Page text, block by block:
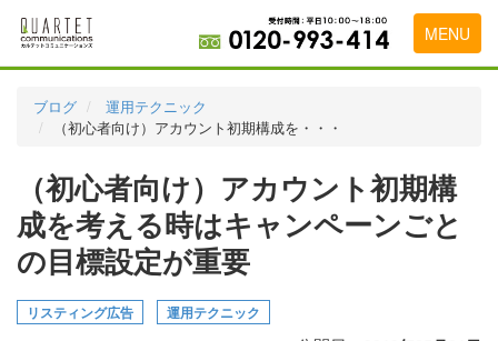
MENU
料金表
実績・お客様の声
初めて導入をお考えの方
代理店の乗り換えをお考えの方
広告代理店・HP制作会社様へ
ブログ
運用テクニック
（初心者向け）アカウント初期構成を・・・
（初心者向け）アカウント初期構
成を考える時はキャンペーンごと
の目標設定が重要
リスティング広告 運用テクニック